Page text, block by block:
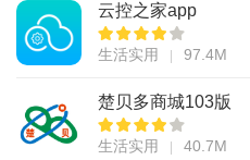
云控之家app
生活实用 97.4M
楚贝多商城103版
生活实用 40.7M